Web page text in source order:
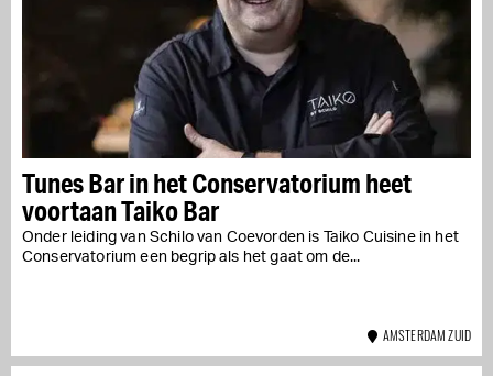
Tunes Bar in het Conservatorium heet
voortaan Taiko Bar
​O​nder leiding van Schilo van Coevorden​ is T​aiko Cuisine in het
Conservatorium een begrip als het gaat om de...
AMSTERDAM ZUID